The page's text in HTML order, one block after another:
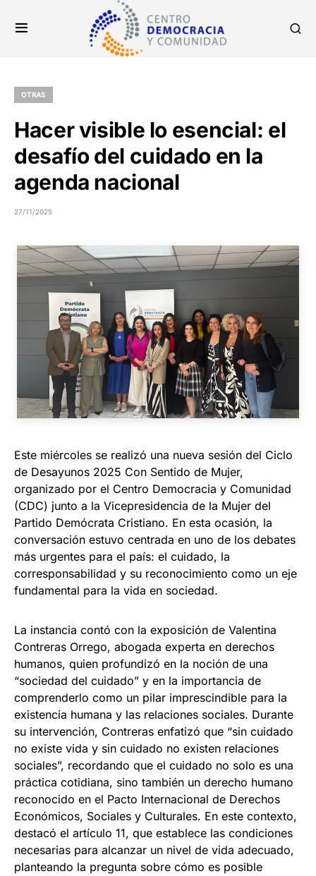
OTRAS
Hacer visible lo esencial: el
desafío del cuidado en la
agenda nacional
27/11/2025
Este miércoles se realizó una nueva sesión del Ciclo
de Desayunos 2025 Con Sentido de Mujer,
organizado por el Centro Democracia y Comunidad
(CDC) junto a la Vicepresidencia de la Mujer del
Partido Demócrata Cristiano. En esta ocasión, la
conversación estuvo centrada en uno de los debates
más urgentes para el país: el cuidado, la
corresponsabilidad y su reconocimiento como un eje
fundamental para la vida en sociedad.
La instancia contó con la exposición de Valentina
Contreras Orrego, abogada experta en derechos
humanos, quien profundizó en la noción de una
“sociedad del cuidado” y en la importancia de
comprenderlo como un pilar imprescindible para la
existencia humana y las relaciones sociales. Durante
su intervención, Contreras enfatizó que “sin cuidado
no existe vida y sin cuidado no existen relaciones
sociales”, recordando que el cuidado no solo es una
práctica cotidiana, sino también un derecho humano
reconocido en el Pacto Internacional de Derechos
Económicos, Sociales y Culturales. En este contexto,
destacó el artículo 11, que establece las condiciones
necesarias para alcanzar un nivel de vida adecuado,
planteando la pregunta sobre cómo es posible